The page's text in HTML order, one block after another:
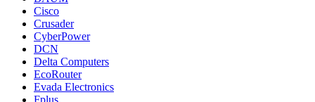
Cisco
Crusader
CyberPower
DCN
Delta Computers
EcoRouter
Evada Electronics
Fplus